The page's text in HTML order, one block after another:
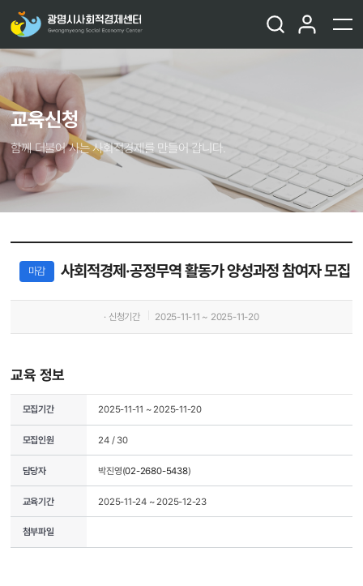
교육신청
함께 더불어 사는 사회적경제를 만들어 갑니다.
마감 사회적경제·공정무역 활동가 양성과정 참여자 모집
· 신청기간 2025-11-11 ~ 2025-11-20
교육 정보
모집기간 2025-11-11 ~ 2025-11-20
모집인원 24 / 30
담당자 박진영(02-2680-5438)
교육기간 2025-11-24 ~ 2025-12-23
첨부파일